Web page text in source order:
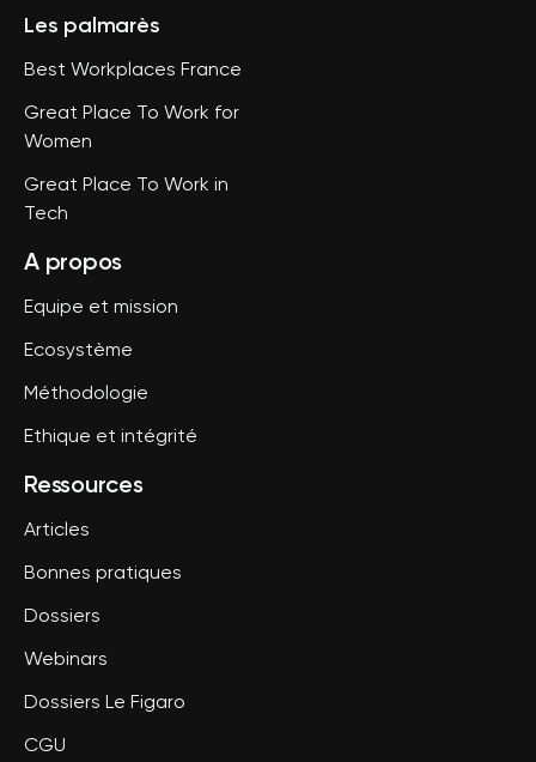
Les palmarès
Best Workplaces France
Great Place To Work for
Women
Great Place To Work in
Tech
A propos
Equipe et mission
Ecosystème
Méthodologie
Ethique et intégrité
Ressources
Articles
Bonnes pratiques
Dossiers
Webinars
Dossiers Le Figaro
CGU